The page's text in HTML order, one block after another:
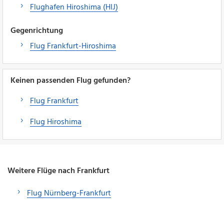
Flughafen Hiroshima (HIJ)
Gegenrichtung
Flug Frankfurt-Hiroshima
Keinen passenden Flug gefunden?
Flug Frankfurt
Flug Hiroshima
Weitere Flüge nach Frankfurt
Flug Nürnberg-Frankfurt